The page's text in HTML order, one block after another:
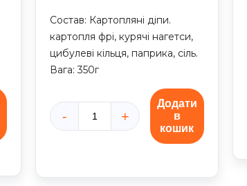
Состав: Картопляні діпи.
картопля фрі, курячі нагетси,
цибулеві кільця, паприка, сіль.
Вага: 350г
Набір
Додати
в
кошик